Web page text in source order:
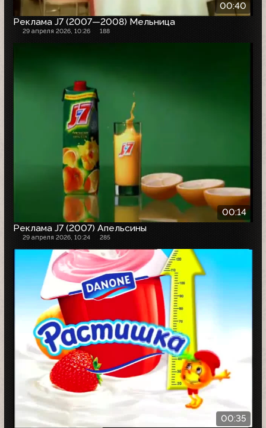
00:40
Реклама J7 (2007—2008) Мельница
29 апреля 2026, 10:26 188
00:14
Реклама J7 (2007) Апельсины
29 апреля 2026, 10:24 285
00:35